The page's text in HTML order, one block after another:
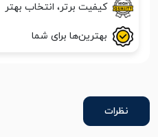
کیفیت برتر، انتخاب بهتر
بهترین‌ها برای شما
نظرات